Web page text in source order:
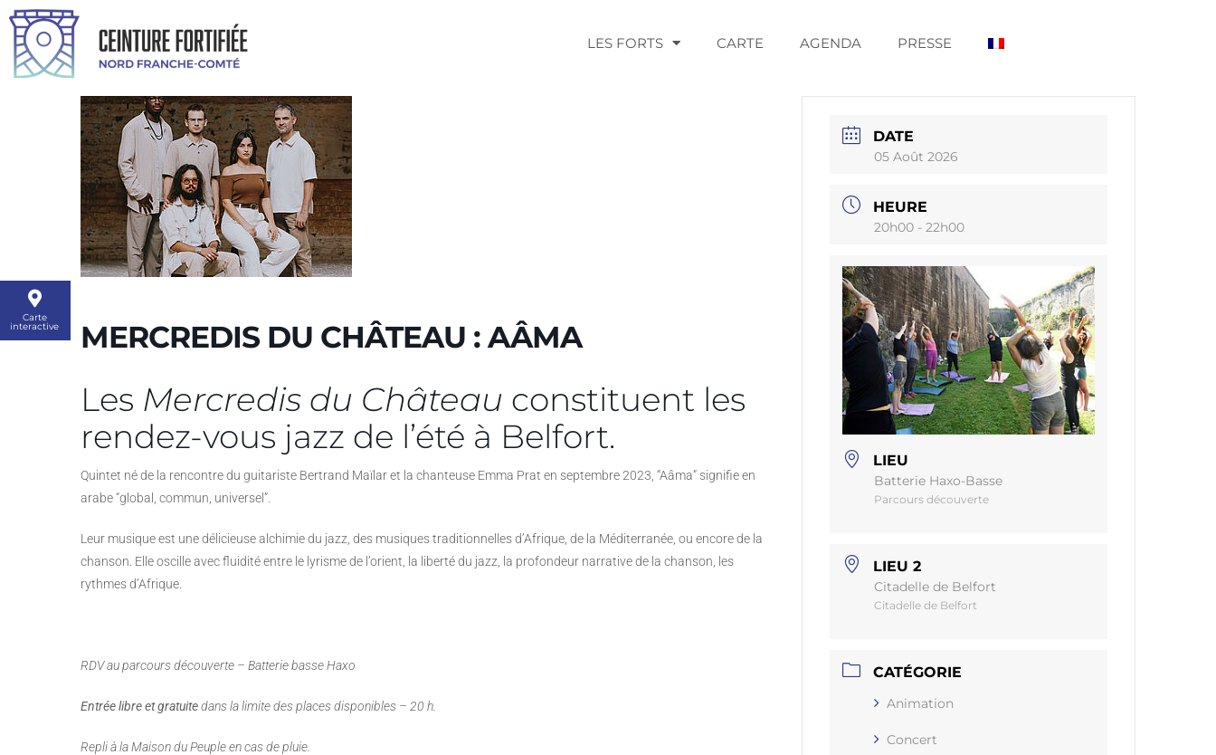
LES FORTS CARTE AGENDA PRESSE
Carte
interactive MERCREDIS DU CHÂTEAU : AÂMA
Les Mercredis du Château constituent les
rendez-vous jazz de l’été à Belfort.
Quintet né de la rencontre du guitariste Bertrand Maïlar et la chanteuse Emma Prat en septembre 2023, “Aâma” signifie en
arabe “global, commun, universel”.
Leur musique est une délicieuse alchimie du jazz, des musiques traditionnelles d’Afrique, de la Méditerranée, ou encore de la
chanson. Elle oscille avec fluidité entre le lyrisme de l’orient, la liberté du jazz, la profondeur narrative de la chanson, les
rythmes d’Afrique.
RDV au parcours découverte – Batterie basse Haxo
Entrée libre et gratuitedans la limite des places disponibles – 20 h.
Repli à la Maison du Peuple en cas de pluie.
DATE
05 Août 2026
HEURE
20h00 - 22h00
LIEU
Batterie Haxo-Basse
Parcours découverte
LIEU 2
Citadelle de Belfort
Citadelle de Belfort
CATÉGORIE
Animation
Concert